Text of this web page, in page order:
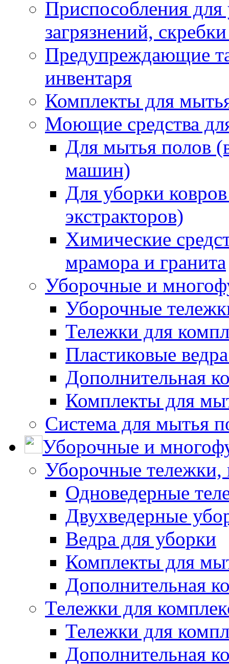
Приспособления
загрязнений,
Предупреждающие
инвентаря
Комплекты для
Моющие средства
Для мытья полов
машин)
Для уборки
экстракторов)
Химические
мрамора и гранита
Уборочные и
Уборочные
Тележки для
Пластиковые
Дополнительная
Комплекты для
Система для мытья
Уборочные и
Уборочные тележки,
Одноведерные
Двухведерные
Ведра для уборки
Комплекты для
Дополнительная
Тележки для
Тележки для
Дополнительная